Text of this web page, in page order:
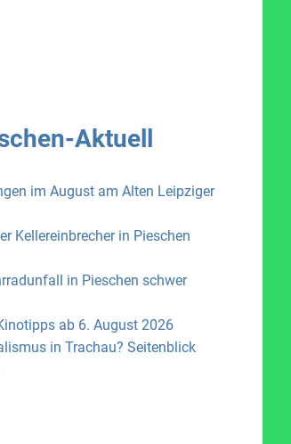
Aktuell
im August am Alten Leipziger
Kellereinbrecher in Pieschen
in Pieschen schwer
ab 6. August 2026
in Trachau? Seitenblick